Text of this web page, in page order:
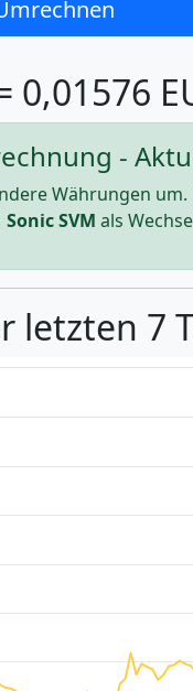
0,01576
-
Währungen
Sonic SVM als
letzten 7